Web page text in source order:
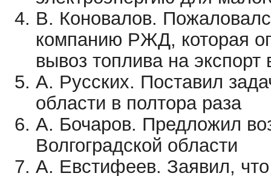
В. Коновалов.
компанию РЖД, которая
вывоз топлива на
А. Русских. Поставил
области в полтора раза
А. Бочаров. Предложил
Волгоградской области
А. Евстифеев. Заявил,